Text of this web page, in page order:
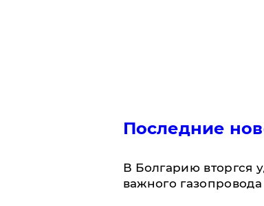
Последние
В Болгарию вторгся
важного газопровода